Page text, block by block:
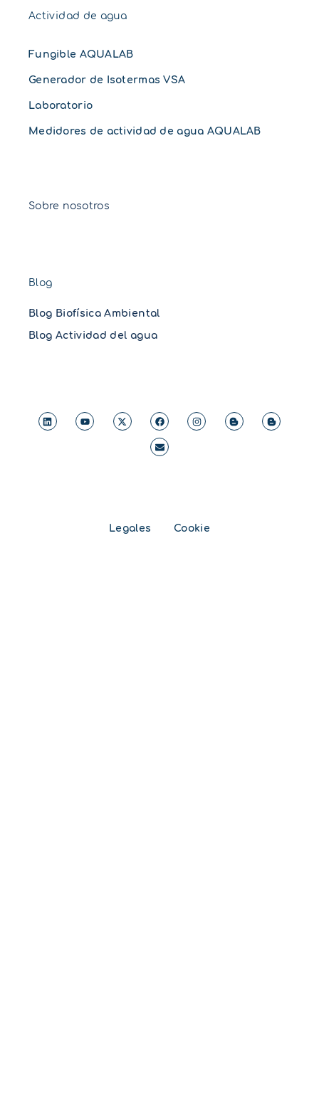
Actividad de agua
Fungible AQUALAB
Generador de Isotermas VSA
Laboratorio
Medidores de actividad de agua AQUALAB
Sobre nosotros
Blog
Blog Biofísica Ambiental
Blog Actividad del agua
Legales Cookie